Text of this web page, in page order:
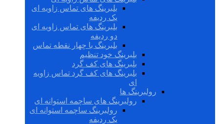
بلبرینگ های تماس زاویه ای
یک ردیفه
بلبرینگ های تماس زاویه ای
دو ردیفه
بلبرینگ با چهار نقطه تماس
بلبرینگ خود تنظیم
بلبرینگ های کف گرد
بلبرینگ های کف گرد تماس زاویه
ای
رولبرینگ ها
رولبرینگ های ساچمه استوانه ای
رولبرینگ ساچمه استوانه ای
یک ردیفه